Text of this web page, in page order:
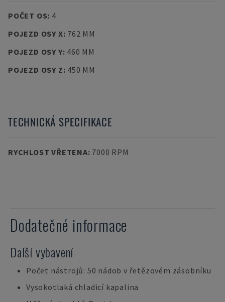
POČET OS: 4
POJEZD OSY X: 762 MM
POJEZD OSY Y: 460 MM
POJEZD OSY Z: 450 MM
TECHNICKÁ SPECIFIKACE
RYCHLOST VŘETENA: 7000 RPM
Dodatečné informace
Další vybavení
Počet nástrojů: 50 nádob v řetězovém zásobníku
Vysokotlaká chladicí kapalina